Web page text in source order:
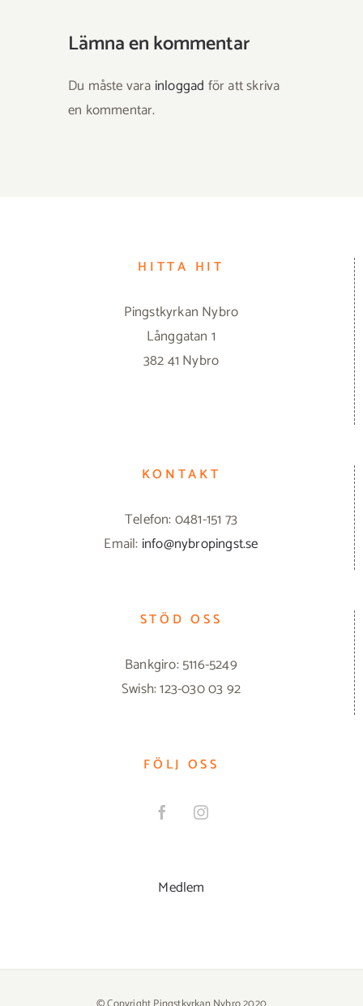
Lämna en kommentar
Du måste vara inloggad för att skriva
en kommentar.
HITTA HIT
Pingstkyrkan Nybro
Långgatan 1
382 41 Nybro
KONTAKT
Telefon: 0481-151 73
Email: info@nybropingst.se
STÖD OSS
Bankgiro: 5116-5249
Swish: 123-030 03 92
FÖLJ OSS
Medlem